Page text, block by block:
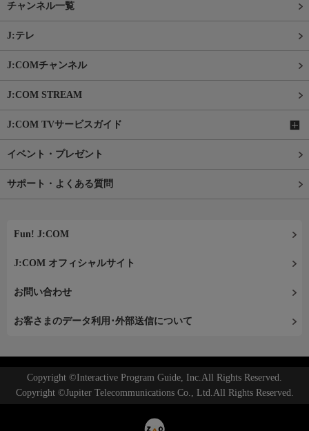
チャンネル一覧
J:テレ
J:COMチャンネル
J:COM STREAM
J:COM TVサービスガイド
イベント・プレゼント
サポート・よくある質問
Fun! J:COM
J:COM オフィシャルサイト
お問い合わせ
お客さまのデータ利用･外部送信について
Copyright ©Interactive Program Guide, Inc.All Rights Reserved.
Copyright ©Jupiter Telecommunications Co., Ltd.All Rights Reserved.